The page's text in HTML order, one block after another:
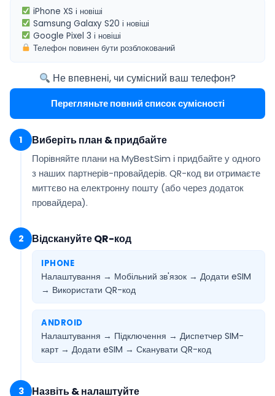
iPhone XS і новіші
Samsung Galaxy S20 і новіші
Google Pixel 3 і новіші
Телефон повинен бутирозблокований
Не впевнені, чи сумісний ваш телефон?
Перегляньте повний список сумісності
1 Виберіть план & придбайте
Порівняйте плани на MyBestSim і придбайте у одного
з наших партнерів-провайдерів. QR-код ви отримаєте
миттєво на електронну пошту (або через додаток
провайдера).
2 Відскануйте QR-код
IPHONE
Налаштування → Мобільний зв'язок → Додати eSIM
→ Використати QR-код
ANDROID
Налаштування → Підключення → Диспетчер SIM-
карт → Додати eSIM → Сканувати QR-код
3 Назвіть & налаштуйте